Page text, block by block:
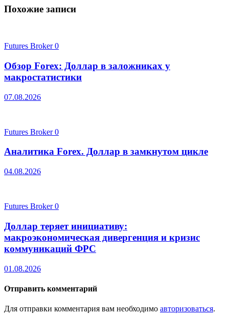
Похожие записи
Futures Broker0
Обзор Forex: Доллар в заложниках у
макростатистики
07.08.2026
Futures Broker0
Аналитика Forex. Доллар в замкнутом цикле
04.08.2026
Futures Broker0
Доллар теряет инициативу:
макроэкономическая дивергенция и кризис
коммуникаций ФРС
01.08.2026
Отправить комментарий
Для отправки комментария вам необходимо авторизоваться.